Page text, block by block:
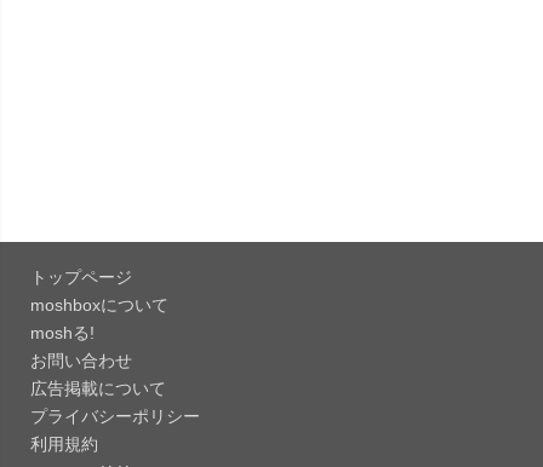
「Google 翻訳 10.31.311」iOS向け最新版をリリ
ース。
「Microsoft Excel 2.112.3」iOS向け最新版をリ
リ...
トップページ
moshboxについて
moshる!
お問い合わせ
広告掲載について
プライバシーポリシー
利用規約